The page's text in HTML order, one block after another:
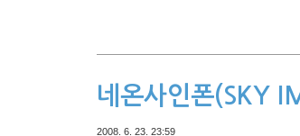
네온사인폰(SKY
2008. 6. 23. 23:59